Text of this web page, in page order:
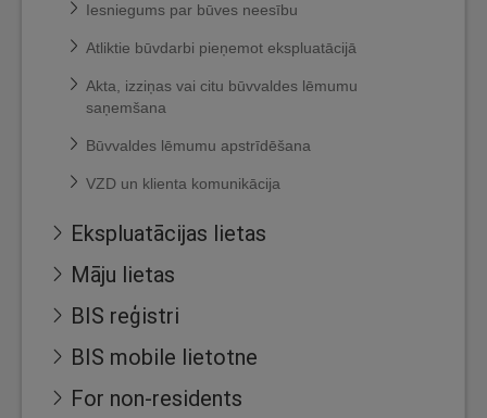
Iesniegums par būves neesību
Atliktie būvdarbi pieņemot ekspluatācijā
Akta, izziņas vai citu būvvaldes lēmumu
saņemšana
Būvvaldes lēmumu apstrīdēšana
VZD un klienta komunikācija
Ekspluatācijas lietas
Māju lietas
BIS reģistri
BIS mobile lietotne
For non-residents